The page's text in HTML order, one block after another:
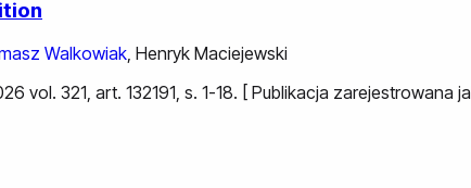
Walkowiak, Henryk Maciejewski
vol. 321, art. 132191, s. 1-18. [ Publikacja